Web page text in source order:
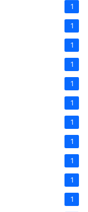
1
1
1
1
1
1
1
1
1
1
1